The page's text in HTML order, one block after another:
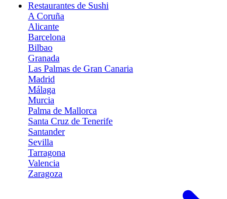
Restaurantes de Sushi
A Coruña
Alicante
Barcelona
Bilbao
Granada
Las Palmas de Gran Canaria
Madrid
Málaga
Murcia
Palma de Mallorca
Santa Cruz de Tenerife
Santander
Sevilla
Tarragona
Valencia
Zaragoza